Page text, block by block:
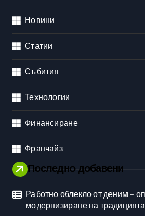
Новини
Статии
Събития
Технологии
Финансиране
Франчайз
Последно добавени
Работно облекло от деним –
модернизиране на традицията